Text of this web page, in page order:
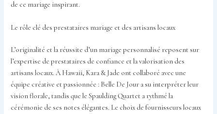
de ce mariage inspirant.
Le rôle clé des prestataires mariage et des artisans locaux
L’originalité et la réussite d’un mariage personnalisé reposent sur
l’expertise de prestataires de confiance et la valorisation des
artisans locaux. À Hawaii, Kara & Jade ont collaboré avec une
équipe créative et passionnée : Belle De Jour a su interpréter leur
vision florale, tandis que le Spaulding Quartet a rythmé la
cérémonie de ses notes élégantes. Le choix de fournisseurs locaux